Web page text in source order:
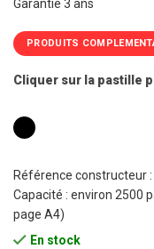
Garantie 3 ans
PRODUITS
Cliquer sur la pastille
Référence constructeur
Capacité : environ 2500
page A4)
En stock